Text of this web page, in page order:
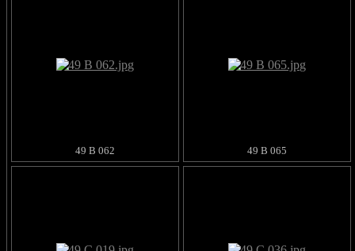
49 B 062 49 B 065